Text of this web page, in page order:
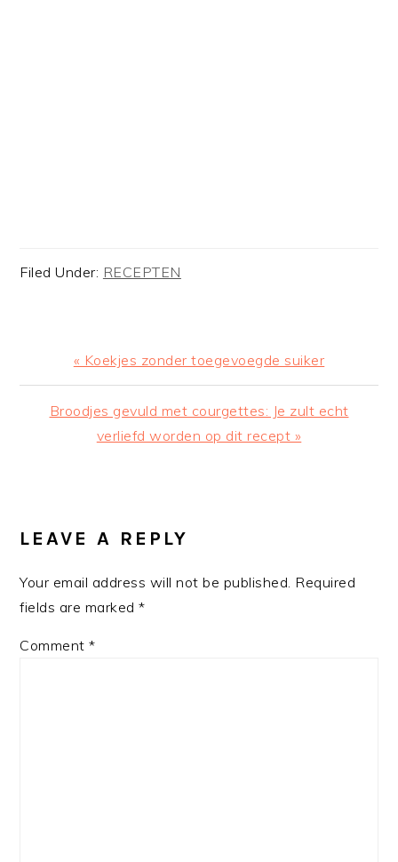
Filed Under: RECEPTEN
Previous
Post:
« Koekjes zonder toegevoegde suiker
Next
Broodjes gevuld met courgettes: Je zult echt
verliefd worden op dit recept »
INTERACTIONS
LEAVE A REPLY
Your email address will not be published. Required
fields are marked*
Comment*